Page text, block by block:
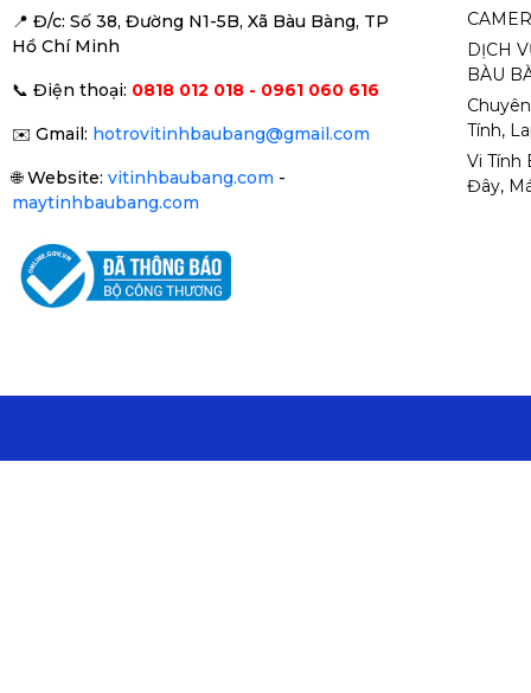
📍 Đ/c: Số 38, Đường N1-5B, Xã Bàu Bàng, TP
Hồ Chí Minh
📞 Điện thoại: 0818 012 018 - 0961 060 616
✉️ Gmail: hotrovitinhbaubang@gmail.com
🌐Website: vitinhbaubang.com -
maytinhbaubang.com
DỊCH
BÀU
Tính,
Vi Tính
Đây,